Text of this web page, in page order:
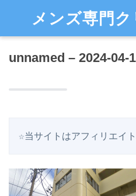
メンズ専門
unnamed – 2024-04-
☆当サイトはアフィリエイ